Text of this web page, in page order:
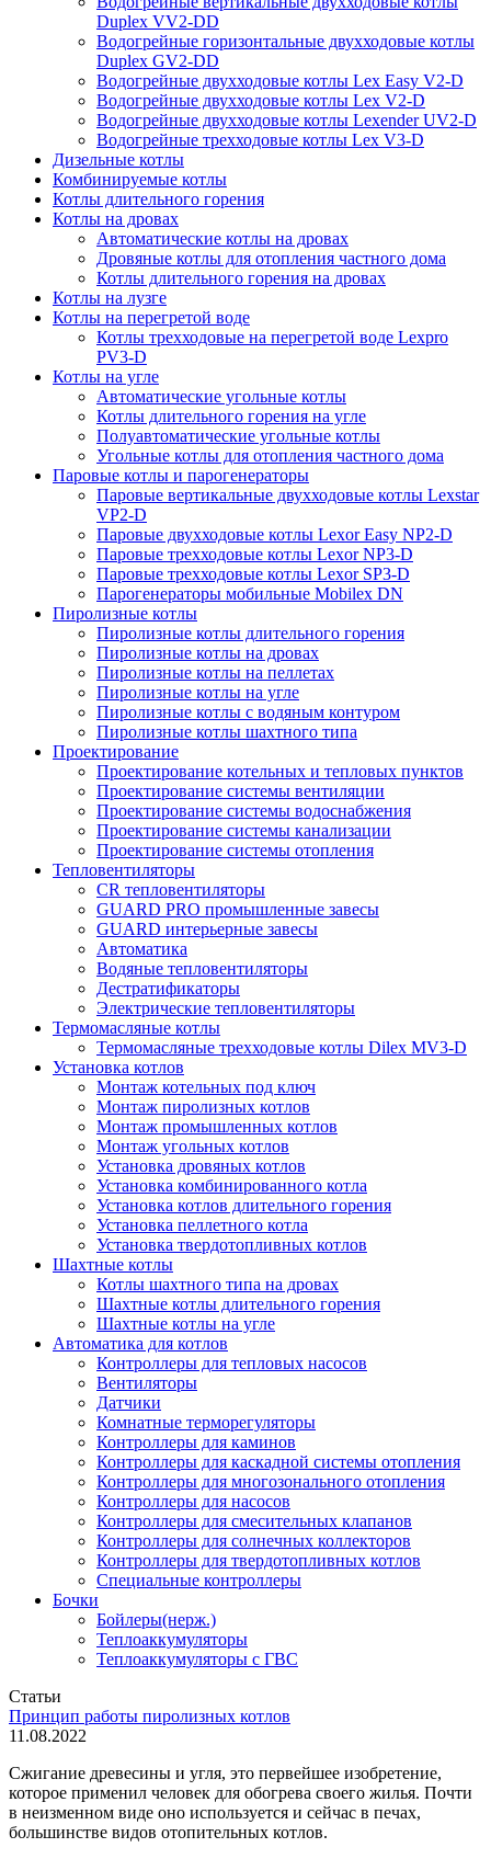
Duplex VV2-DD
Водогрейные горизонтальные двухходовые котлы
Duplex GV2-DD
Водогрейные двухходовые котлы Lex Easy V2-D
Водогрейные двухходовые котлы Lex V2-D
Водогрейные двухходовые котлы Lexender UV2-D
Водогрейные трехходовые котлы Lex V3-D
Дизельные котлы
Комбинируемые котлы
Котлы длительного горения
Котлы на дровах
Автоматические котлы на дровах
Дровяные котлы для отопления частного дома
Котлы длительного горения на дровах
Котлы на лузге
Котлы на перегретой воде
Котлы трехходовые на перегретой воде Lexpro
PV3-D
Котлы на угле
Автоматические угольные котлы
Котлы длительного горения на угле
Полуавтоматические угольные котлы
Угольные котлы для отопления частного дома
Паровые котлы и парогенераторы
Паровые вертикальные двухходовые котлы Lexstar
VP2-D
Паровые двухходовые котлы Lexor Easy NP2-D
Паровые трехходовые котлы Lexor NP3-D
Паровые трехходовые котлы Lexor SP3-D
Парогенераторы мобильные Mobilex DN
Пиролизные котлы
Пиролизные котлы длительного горения
Пиролизные котлы на дровах
Пиролизные котлы на пеллетах
Пиролизные котлы на угле
Пиролизные котлы с водяным контуром
Пиролизные котлы шахтного типа
Проектирование
Проектирование котельных и тепловых пунктов
Проектирование системы вентиляции
Проектирование системы водоснабжения
Проектирование системы канализации
Проектирование системы отопления
Тепловентиляторы
CR тепловентиляторы
GUARD PRO промышленные завесы
GUARD интерьерные завесы
Автоматика
Водяные тепловентиляторы
Дестратификаторы
Электрические тепловентиляторы
Термомасляные котлы
Термомасляные трехходовые котлы Dilex MV3-D
Установка котлов
Монтаж котельных под ключ
Монтаж пиролизных котлов
Монтаж промышленных котлов
Монтаж угольных котлов
Установка дровяных котлов
Установка комбинированного котла
Установка котлов длительного горения
Установка пеллетного котла
Установка твердотопливных котлов
Шахтные котлы
Котлы шахтного типа на дровах
Шахтные котлы длительного горения
Шахтные котлы на угле
Автоматика для котлов
Контроллеры для тепловых насосов
Вентиляторы
Датчики
Комнатные терморегуляторы
Контроллеры для каминов
Контроллеры для каскадной системы отопления
Контроллеры для многозонального отопления
Контроллеры для насосов
Контроллеры для смесительных клапанов
Контроллеры для солнечных коллекторов
Контроллеры для твердотопливных котлов
Специальные контроллеры
Бочки
Бойлеры(нерж.)
Теплоаккумуляторы
Теплоаккумуляторы с ГВС
Статьи
Принцип работы пиролизных котлов
11.08.2022
Сжигание древесины и угля, это первейшее изобретение,
которое применил человек для обогрева своего жилья. Почти
в неизменном виде оно используется и сейчас в печах,
большинстве видов отопительных котлов.